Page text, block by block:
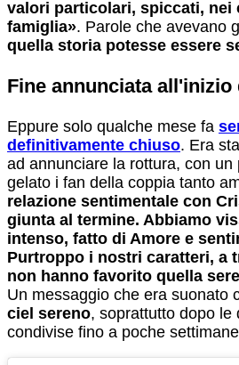
valori particolari, spiccati, nei
famiglia». Parole che avevano
quella storia potesse essere
Fine annunciata all'inizio
Eppure solo qualche mese fa
definitivamente chiuso. Era
ad annunciare la rottura, con un
gelato i fan della coppia tanto
relazione sentimentale con
giunta al termine. Abbiamo
intenso, fatto di Amore e
Purtroppo i nostri caratteri, a
non hanno favorito quella
Un messaggio che era suonato
ciel sereno, soprattutto dopo le
condivise fino a poche